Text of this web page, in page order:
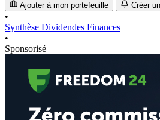
Ajouter à mon portefeuille Créer
•
Synthèse Dividendes Finances
•
Sponsorisé